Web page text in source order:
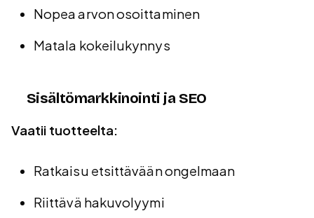
Nopea arvon osoittaminen
Matala kokeilukynnys
Sisältömarkkinointi ja SEO
Vaatii tuotteelta:
Ratkaisu etsittävään ongelmaan
Riittävä hakuvolyymi